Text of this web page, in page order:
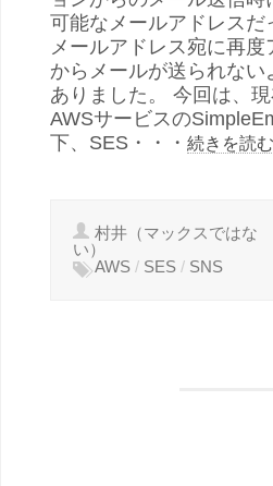
可能なメールアドレスだ
メールアドレス宛に再度
からメールが送られな
ありました。 今回は、
AWSサービスの
下、SES・・・ 続きを読む
村井（マックスではな
い）
AWS / SES / SNS